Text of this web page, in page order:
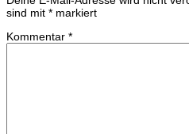
sind mit * markiert
Kommentar *